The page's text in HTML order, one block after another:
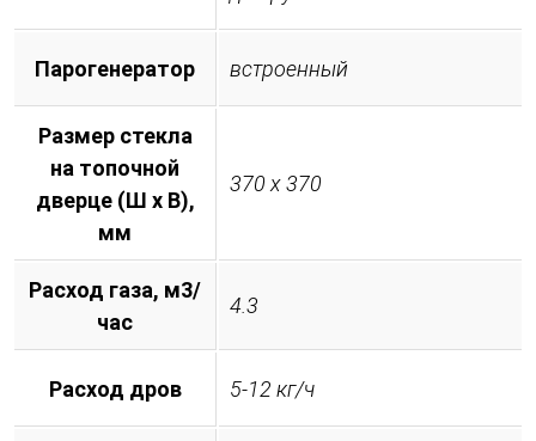
Парогенератор встроенный
Размер стекла
на топочной
дверце (Ш х В),
мм
370 х 370
Расход газа, м3/
час
4.3
Расход дров 5-12 кг/ч